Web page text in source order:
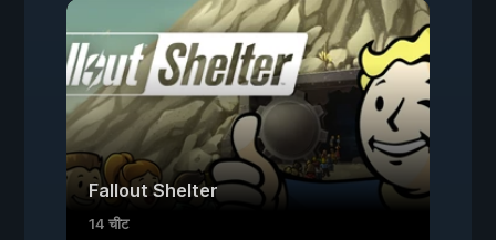
Fallout Shelter
14 चीट